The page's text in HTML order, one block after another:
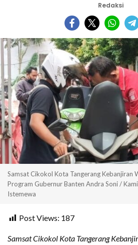
Redaksi
Samsat Cikokol Kota Tangerang Kebanjiran
Program Gubernur Banten Andra Soni /
Istemewa
Post Views: 187
Samsat Cikokol Kota Tangerang